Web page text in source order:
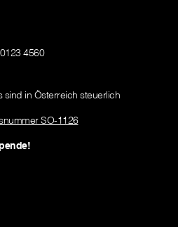
4560
in Österreich steuerlich
SO-1126